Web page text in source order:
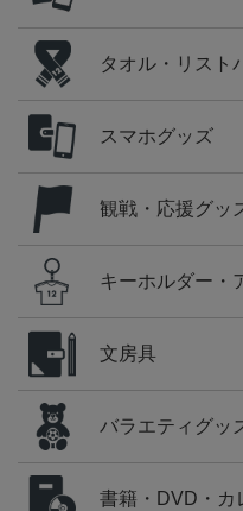
タオル・リスト
スマホグッズ
観戦・応援グッ
キーホルダー・
文房具
バラエティグッ
書籍・DVD・カ